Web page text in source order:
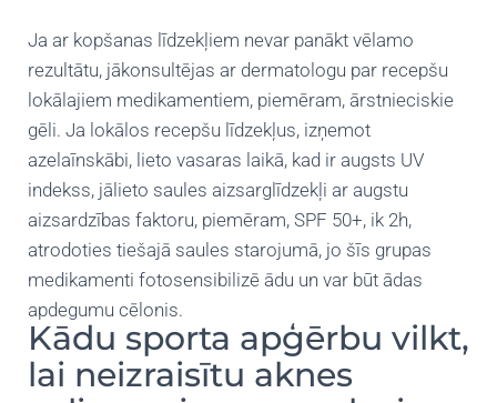
Ja ar kopšanas līdzekļiem nevar panākt vēlamo
rezultātu, jākonsultējas ar dermatologu par recepšu
lokālajiem medikamentiem, piemēram, ārstnieciskie
gēli. Ja lokālos recepšu līdzekļus, izņemot
azelaīnskābi, lieto vasaras laikā, kad ir augsts UV
indekss, jālieto saules aizsarglīdzekļi ar augstu
aizsardzības faktoru, piemēram, SPF 50+, ik 2h,
atrodoties tiešajā saules starojumā, jo šīs grupas
medikamenti fotosensibilizē ādu un var būt ādas
apdegumu cēlonis.
Kādu sporta apģērbu vilkt,
lai neizraisītu aknes